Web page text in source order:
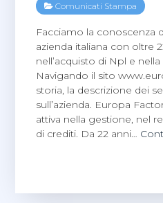
Comunicati Stampa
Facciamo la conoscenza
azienda italiana con oltre
nell’acquisto di Npl e
Navigando il sito
storia, la descrizione dei
sull’azienda. Europa
attiva nella gestione, nel
di crediti. Da 22 anni…